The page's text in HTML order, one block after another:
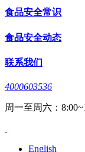
食品安全常识
食品安全动态
联系我们
4000603536
周一至周六：
English